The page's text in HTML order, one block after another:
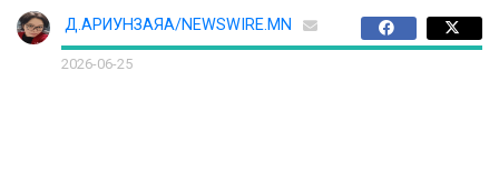
Д.АРИУНЗАЯА/NEWSWIRE.MN
2026-06-25